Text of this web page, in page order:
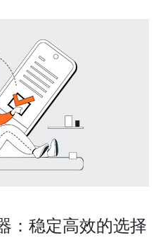
：稳定高效的选择